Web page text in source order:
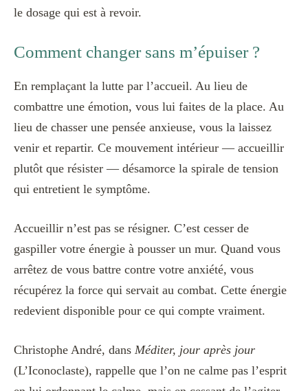
le dosage qui est à revoir.
Comment changer sans m’épuiser ?
En remplaçant la lutte par l’accueil. Au lieu de
combattre une émotion, vous lui faites de la place. Au
lieu de chasser une pensée anxieuse, vous la laissez
venir et repartir. Ce mouvement intérieur — accueillir
plutôt que résister — désamorce la spirale de tension
qui entretient le symptôme.
Accueillir n’est pas se résigner. C’est cesser de
gaspiller votre énergie à pousser un mur. Quand vous
arrêtez de vous battre contre votre anxiété, vous
récupérez la force qui servait au combat. Cette énergie
redevient disponible pour ce qui compte vraiment.
Christophe André, dans Méditer, jour après jour
(L’Iconoclaste), rappelle que l’on ne calme pas l’esprit